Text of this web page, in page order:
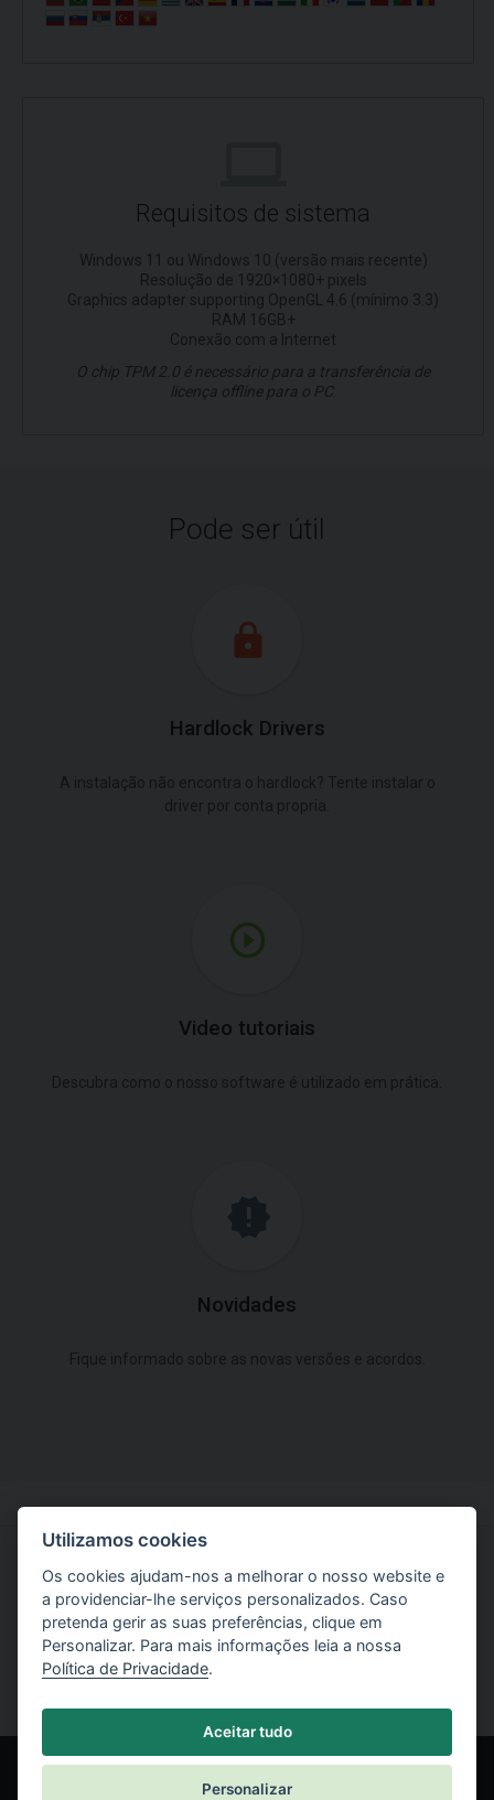
Requisitos de sistema
Windows 11 ou Windows 10 (versão mais recente)
Resolução de 1920×1080+ pixels
Graphics adapter supporting OpenGL 4.6 (mínimo 3.3)
RAM 16GB+
Conexão com a Internet
O chip TPM 2.0 é necessário para a transferência de
licença offline para o PC.
Pode ser útil
Hardlock Drivers
Video tutoriais
Novidades
Experimente o software GEO5
Versão de Teste Gratuita
Utilizamos cookies
Os cookies ajudam-nos a melhorar o nosso website e
a providenciar-lhe serviços personalizados. Caso
pretenda gerir as suas preferências, clique em
Personalizar. Para mais informações leia a nossa
Política de Privacidade.
Aceitar tudo
Personalizar